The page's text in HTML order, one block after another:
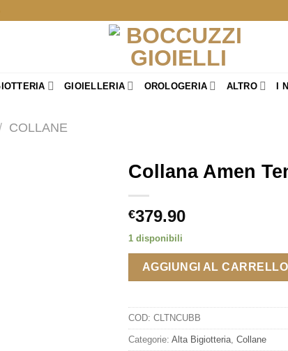
GIOIELLERIA OROLOGERIA ALTRO I
COLLANE
Collana Amen
€379.90
1 disponibili
AGGIUNGI AL CARRELLO
COD: CLTNCUBB
Categorie: Alta Bigiotteria, Collane